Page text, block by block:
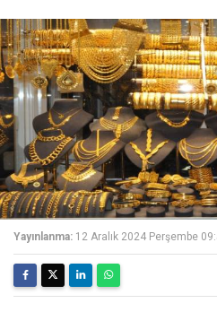
Yayınlanma: 12 Aralık 2024 Perşembe